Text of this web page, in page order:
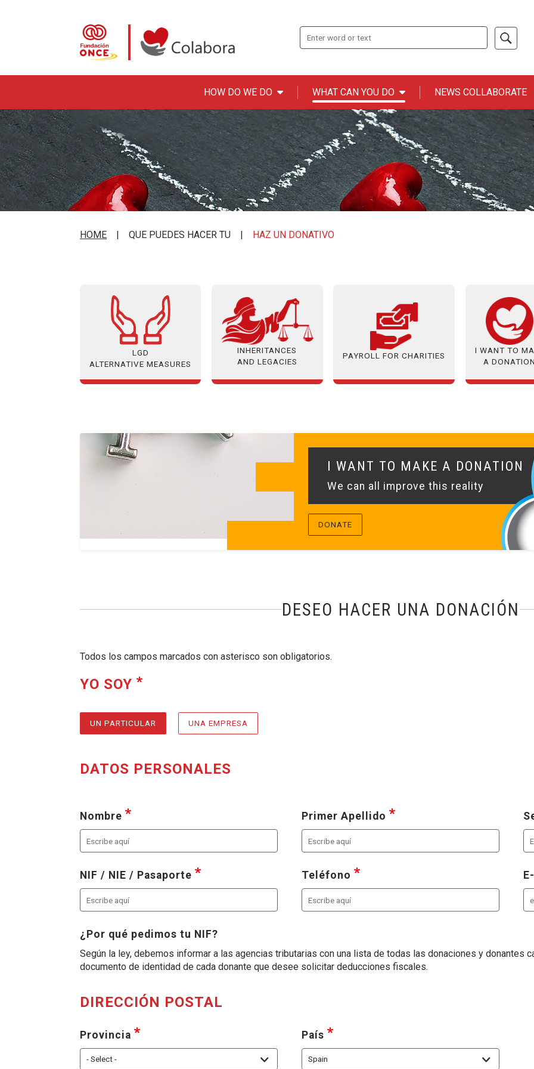
Colabora con la Fundación ONCE
Search
HOW DO WE DO WHAT CAN YOU DO NEWS COLLABORATE
HOME QUE PUEDES HACER TU HAZ UN DONATIVO
LGD
ALTERNATIVE MEASURES
INHERITANCES
AND LEGACIES
PAYROLL FOR CHARITIES
I WANT TO
A DONATION
I WANT TO MAKE A DONATION
We can all improve this reality
DONATE
DESEO HACER UNA DONACIÓN
Todos los campos marcados con asterisco son obligatorios.
YO SOY REQUERIDO
, SELECCIONE AL MENOS UNA DE LAS SIGUIENTES
UN PARTICULAR UNA EMPRESA
DATOS PERSONALES
Nombre requerido
, seleccione al menos una de las siguientes opciones
Primer Apellido requerido
, seleccione al menos una
NIF / NIE / Pasaporte requerido
, seleccione al menos una de las siguientes opciones
¿Por qué pedimos tu NIF?
Según la ley, debemos informar a las agencias tributarias con una lista de todas las donaciones y donantes
documento de identidad de cada donante que desee solicitar deducciones fiscales.
Teléfono requerido
, seleccione al menos una de las
DIRECCIÓN POSTAL
Provincia requerido
, seleccione al menos una de las siguientes opciones
País requerido
, seleccione al menos una de las